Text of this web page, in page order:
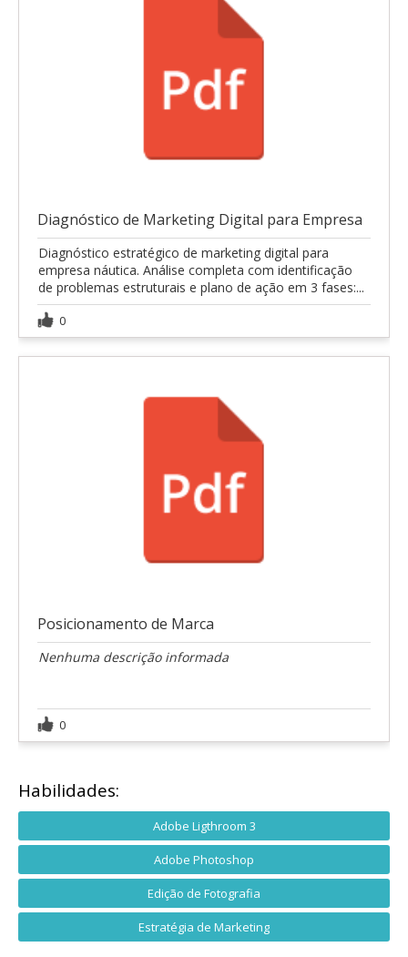
Diagnóstico de Marketing Digital para Empresa
Diagnóstico estratégico de marketing digital para
empresa náutica. Análise completa com identificação
de problemas estruturais e plano de ação em 3 fases:...
0
Posicionamento de Marca
Nenhuma descrição informada
0
Habilidades:
Adobe Ligthroom 3
Adobe Photoshop
Edição de Fotografia
Estratégia de Marketing